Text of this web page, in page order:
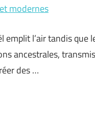
modernes
l’air tandis que
ancestrales,
des …